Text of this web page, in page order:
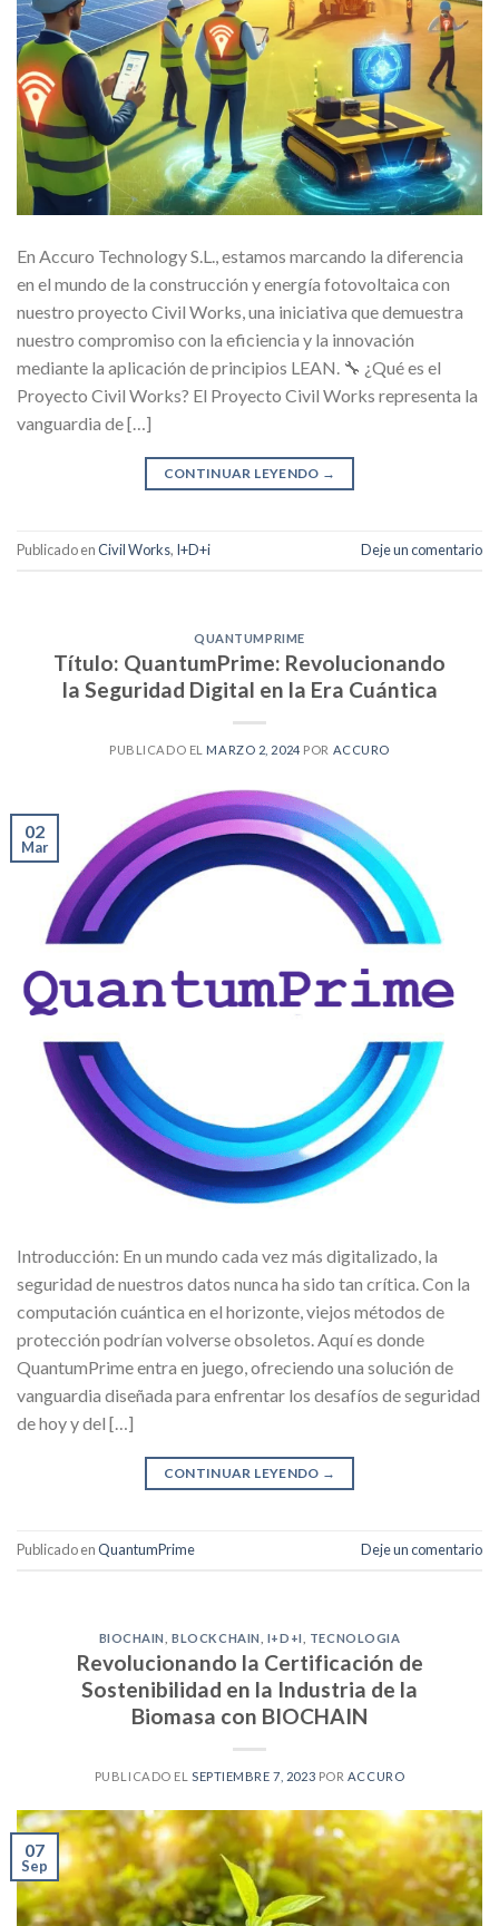
En Accuro Technology S.L., estamos marcando la diferencia
en el mundo de la construcción y energía fotovoltaica con
nuestro proyecto Civil Works, una iniciativa que demuestra
nuestro compromiso con la eficiencia y la innovación
mediante la aplicación de principios LEAN. 🔧 ¿Qué es el
Proyecto Civil Works? El Proyecto Civil Works representa la
vanguardia de […]
CONTINUAR LEYENDO →
Publicado enCivil Works, I+D+i Deje un comentario
QUANTUMPRIME
Título: QuantumPrime: Revolucionando
la Seguridad Digital en la Era Cuántica
PUBLICADO EL MARZO 2, 2024 POR ACCURO
02
Mar
Introducción: En un mundo cada vez más digitalizado, la
seguridad de nuestros datos nunca ha sido tan crítica. Con la
computación cuántica en el horizonte, viejos métodos de
protección podrían volverse obsoletos. Aquí es donde
QuantumPrime entra en juego, ofreciendo una solución de
vanguardia diseñada para enfrentar los desafíos de seguridad
de hoy y del […]
CONTINUAR LEYENDO →
Publicado enQuantumPrime Deje un comentario
BIOCHAIN ,BLOCKCHAIN I+D+I TECNOLOGIA
Revolucionando la Certificación de
Sostenibilidad en la Industria de la
Biomasa con BIOCHAIN
PUBLICADO EL SEPTIEMBRE 7, 2023 POR ACCURO
07
Sep